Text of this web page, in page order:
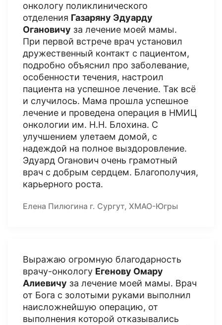
онкологу поликлинического
отделения Газаряну Эдуарду
Огановичу за лечение моей мамы.
При первой встрече врач установил
дружественный контакт с пациентом,
подробно объяснил про заболевание,
особенности течения, настроил
пациента на успешное лечение. Так всё
и случилось. Мама прошла успешное
лечение и проведена операция в НМИЦ
онкологии им. Н.Н. Блохина. С
улучшением улетаем домой, с
надеждой на полное выздоровление.
Эдуард Оганович очень грамотный
врач с добрым сердцем. Благополучия,
карьерного роста.
Елена Пилюгина г. Сургут, ХМАО-Югры
Выражаю огромную благодарность
врачу-онкологу Егенову Омару
Алиевичу за лечение моей мамы. Врач
от Бога с золотыми руками выполнил
наисложнейшую операцию, от
выполнения которой отказывались